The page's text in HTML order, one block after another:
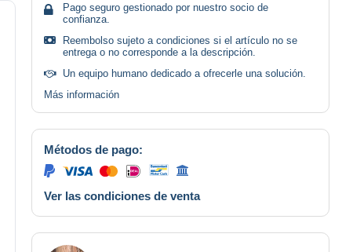
Pago seguro gestionado por nuestro socio de
confianza.
Reembolso sujeto a condiciones si el artículo no se
entrega o no corresponde a la descripción.
Un equipo humano dedicado a ofrecerle una solución.
Más información
Métodos de pago:
Ver las condiciones de venta